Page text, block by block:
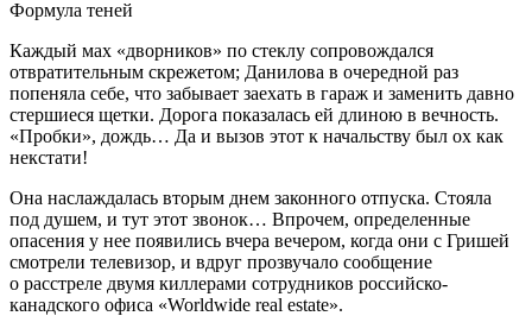
Формула теней
Каждый мах «дворников» по стеклу сопровождался
отвратительным скрежетом; Данилова в очередной раз
попеняла себе, что забывает заехать в гараж и заменить давно
стершиеся щетки. Дорога показалась ей длиною в вечность.
«Пробки», дождь… Да и вызов этот к начальству был ох как
некстати!
Она наслаждалась вторым днем законного отпуска. Стояла
под душем, и тут этот звонок… Впрочем, определенные
опасения у нее появились вчера вечером, когда они с Гришей
смотрели телевизор, и вдруг прозвучало сообщение
о расстреле двумя киллерами сотрудников российско-
канадского офиса «Worldwide real estate».